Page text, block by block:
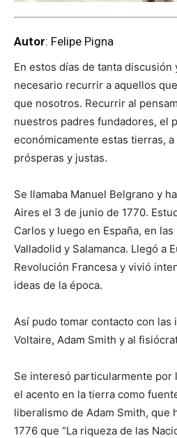
Autor: Felipe Pigna
En estos días de tanta discusión
necesario recurrir a aquellos
que nosotros. Recurrir al
nuestros padres fundadores, el
económicamente estas tierras,
prósperas y justas.
Se llamaba Manuel Belgrano y
Aires el 3 de junio de 1770.
Carlos y luego en España, en
Valladolid y Salamanca. Llegó a
Revolución Francesa y vivió
ideas de la época.
Así pudo tomar contacto con las
Voltaire, Adam Smith y al
Se interesó particularmente por
el acento en la tierra como
liberalismo de Adam Smith, que
1776 que “La riqueza de las